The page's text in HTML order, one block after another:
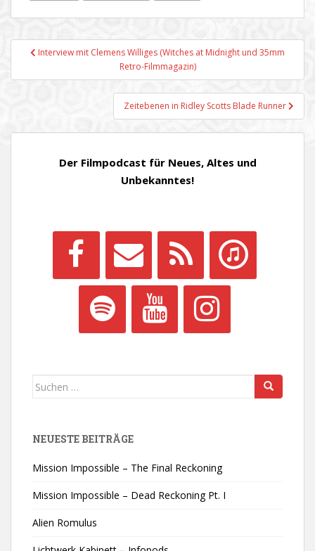
Beitragsnavigation
Interview mit Clemens Williges (Witches at Midnight und 35mm
Retro-Filmmagazin)
Zeitebenen in Ridley Scotts Blade Runner
Der Filmpodcast für Neues, Altes und
Unbekanntes!
Suchen
NEUESTE BEITRÄGE
Mission Impossible – The Final Reckoning
Mission Impossible – Dead Reckoning Pt. I
Alien Romulus